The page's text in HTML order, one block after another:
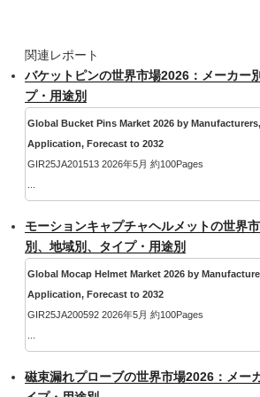
関連レポート
バケットピンの世界市場2026：メーカー
プ・用途別
Global Bucket Pins Market 2026 by
Application, Forecast to 2032
GIR25JA201513 2026年5月 約100Pages
モーションキャプチャヘルメットの世界
別、地域別、タイプ・用途別
Global Mocap Helmet Market 2026 by
Application, Forecast to 2032
GIR25JA200592 2026年5月 約100Pages
磁束漏れプローブの世界市場2026：メー